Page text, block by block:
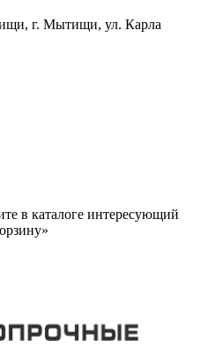
г. Мытищи, ул. Карла
в каталоге интересующий